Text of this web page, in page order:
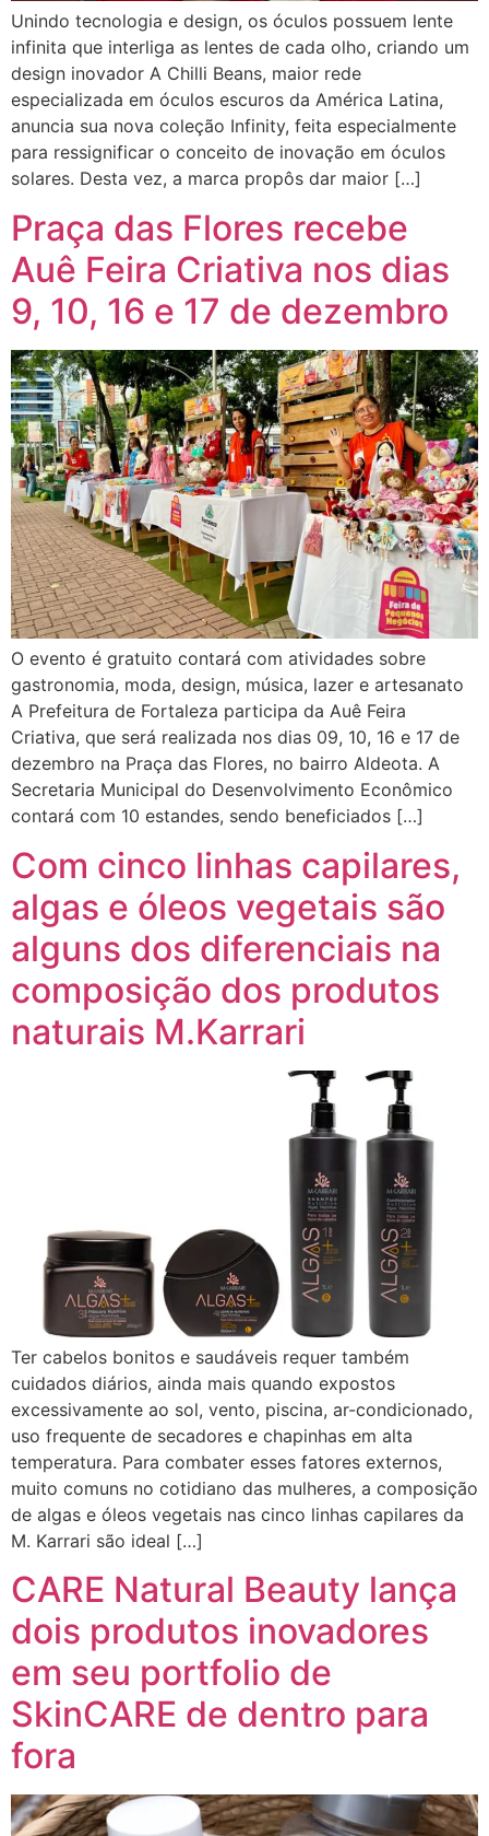
Unindo tecnologia e design, os óculos possuem lente
infinita que interliga as lentes de cada olho, criando um
design inovador A Chilli Beans, maior rede
especializada em óculos escuros da América Latina,
anuncia sua nova coleção Infinity, feita especialmente
para ressignificar o conceito de inovação em óculos
solares. Desta vez, a marca propôs dar maior […]
Praça das Flores recebe
Auê Feira Criativa nos dias
9, 10, 16 e 17 de dezembro
O evento é gratuito contará com atividades sobre
gastronomia, moda, design, música, lazer e artesanato
A Prefeitura de Fortaleza participa da Auê Feira
Criativa, que será realizada nos dias 09, 10, 16 e 17 de
dezembro na Praça das Flores, no bairro Aldeota. A
Secretaria Municipal do Desenvolvimento Econômico
contará com 10 estandes, sendo beneficiados […]
Com cinco linhas capilares,
algas e óleos vegetais são
alguns dos diferenciais na
composição dos produtos
naturais M.Karrari
Ter cabelos bonitos e saudáveis requer também
cuidados diários, ainda mais quando expostos
excessivamente ao sol, vento, piscina, ar-condicionado,
uso frequente de secadores e chapinhas em alta
temperatura. Para combater esses fatores externos,
muito comuns no cotidiano das mulheres, a composição
de algas e óleos vegetais nas cinco linhas capilares da
M. Karrari são ideal […]
CARE Natural Beauty lança
dois produtos inovadores
em seu portfolio de
SkinCARE de dentro para
fora